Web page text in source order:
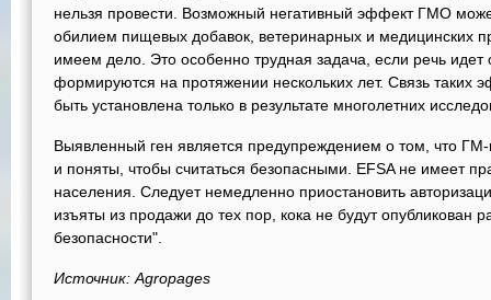
нельзя провести. Возможный негативный эффект ГМО
обилием пищевых добавок, ветеринарных и медицинских
имеем дело. Это особенно трудная задача, если речь
формируются на протяжении нескольких лет. Связь таких
быть установлена только в результате многолетних
Выявленный ген является предупреждением о том, что
и поняты, чтобы считаться безопасными. EFSA не имеет
населения. Следует немедленно приостановить
изъяты из продажи до тех пор, кока не будут опубликован
безопасности".
Источник: Agropages